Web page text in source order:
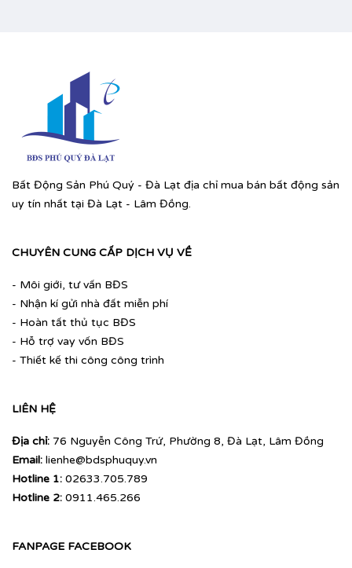
Bất Động Sản Phú Quý - Đà Lạt địa chỉ mua bán bất động sản
uy tín nhất tại Đà Lạt - Lâm Đồng.
CHUYÊN CUNG CẤP DỊCH VỤ VỀ
- Môi giới, tư vấn BĐS
- Nhận kí gửi nhà đất miễn phí
- Hoàn tất thủ tục BĐS
- Hỗ trợ vay vốn BĐS
- Thiết kế thi công công trình
LIÊN HỆ
Địa chỉ: 76 Nguyễn Công Trứ, Phường 8, Đà Lạt, Lâm Đồng
Email: lienhe@bdsphuquy.vn
Hotline 1: 02633.705.789
Hotline 2: 0911.465.266
FANPAGE FACEBOOK